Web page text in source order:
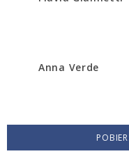
Anna Verde